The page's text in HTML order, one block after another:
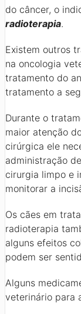
do câncer, o
radioterapia.
Existem outros
na oncologia
tratamento do
tratamento a
Durante o
maior atenção
cirúrgica ele
administração
cirurgia limpo e
monitorar a
Os cães em
radioterapia
alguns efeitos
podem ser
Alguns
veterinário para